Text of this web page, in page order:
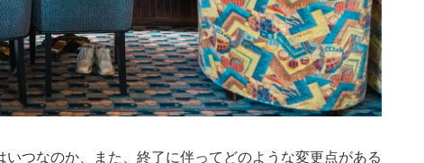
つなのか、また、終了に伴ってどのような変更点がある